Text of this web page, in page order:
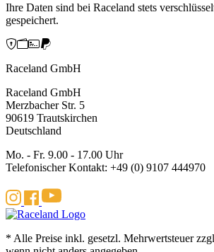
Ihre Daten sind bei Raceland stets
gespeichert.
Raceland GmbH
Raceland GmbH
Merzbacher Str. 5
90619 Trautskirchen
Deutschland
Mo. - Fr. 9.00 - 17.00 Uhr
Telefonischer Kontakt: +49 (0) 9107 444970
* Alle Preise inkl. gesetzl. Mehrwertsteuer